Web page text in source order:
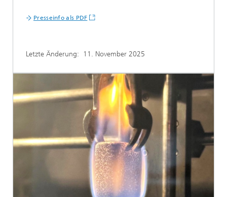
Presseinfo als PDF
Letzte Änderung: 11. November 2025